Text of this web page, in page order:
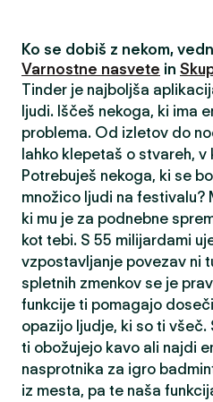
Ko se dobiš z nekom,
Varnostne nasvete in
Tinder je najboljša
ljudi. Iščeš nekoga, ki ima
problema. Od izletov do
lahko klepetaš o stvareh,
Potrebuješ nekoga, ki se
množico ljudi na festivalu?
ki mu je za podnebne
kot tebi. S 55 milijardami
vzpostavljanje povezav ni
spletnih zmenkov se je
funkcije ti pomagajo
opazijo ljudje, ki so ti všeč.
ti obožujejo kavo ali najdi
nasprotnika za igro
iz mesta, pa te naša